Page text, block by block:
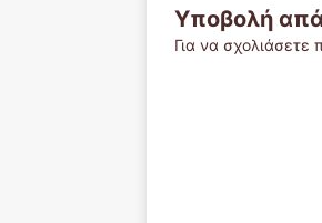
Υποβολή
Για να σχολιάσετε